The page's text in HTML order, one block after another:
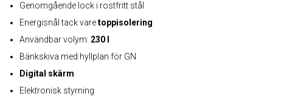
Genomgående lock i rostfritt stål
Energisnål tack varetoppisolering
Användbar volym: 230 l
Bänkskiva med hyllplan för GN
Digital skärm
Elektronisk styrning